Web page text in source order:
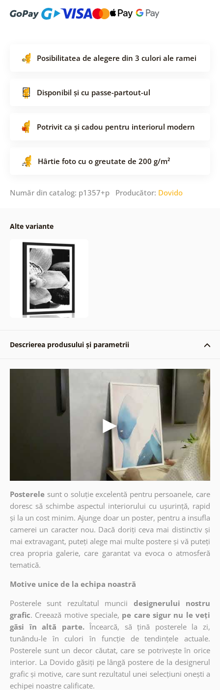
Posibilitatea de alegere din 3 culori ale ramei
Disponibil și cu passe-partout-ul
Potrivit ca și cadou pentru interiorul modern
Hârtie foto cu o greutate de 200 g/m²
Număr din catalog: p1357+p Producător: Dovido
Alte variante
Descrierea produsului și parametrii
Posterele sunt o soluție excelentă pentru persoanele, care
doresc să schimbe aspectul interiorului cu ușurință, rapid
și la un cost minim. Ajunge doar un poster, pentru a insufla
camerei un caracter nou. Dacă doriți ceva mai distinctiv și
mai extravagant, puteți alege mai multe postere și vă puteți
crea propria galerie, care garantat va evoca o atmosferă
tematică.
Motive unice de la echipa noastră
Posterele sunt rezultatul muncii
designerului nostru
grafic. Creează motive speciale, pe care sigur nu le veți
găsi în altă parte. Încearcă, să țină posterele la zi,
tunându-le în culori în funcție de tendințele actuale.
Posterele sunt un decor căutat, care se potrivește în orice
interior. La Dovido găsiți pe lângă postere de la designerul
grafic și motive, care sunt rezultatul unei selecțiuni onești a
echipei noastre calificate.